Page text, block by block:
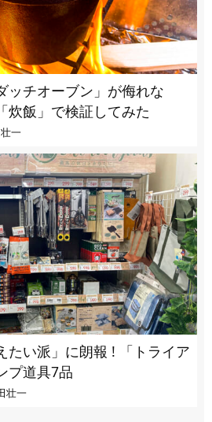
ッチオーブン」が侮れな
飯」で検証してみた
一
」に朗報 ! 「トライア
プ道具7品
壮一